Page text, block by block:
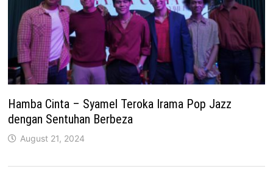
Hamba Cinta – Syamel Teroka Irama Pop Jazz
dengan Sentuhan Berbeza
August 21, 2024